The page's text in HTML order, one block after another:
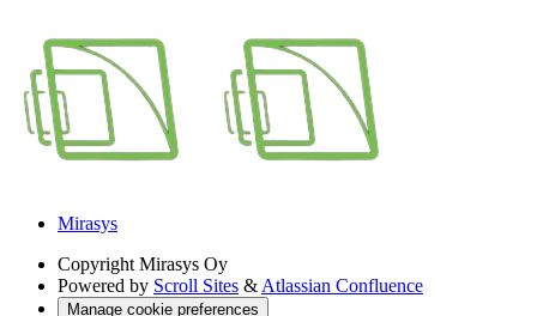
Mirasys
Copyright Mirasys Oy
Powered by Scroll Sites & Atlassian Confluence
Manage cookie preferences